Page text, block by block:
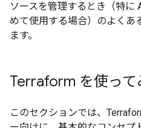
ソースを管理するとき（特に
めて使用する場合）のよくあ
ます。
Terraform を使って
このセクションでは、